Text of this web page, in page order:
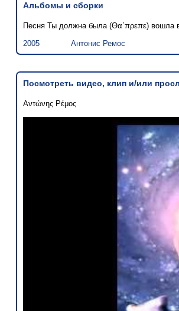
Альбомы и сборки
Песня Ты должна была (Θα΄πρεπε)
2005
Антонис Ремос
Посмотреть видео, клип и/или
Αντώνης Ρέμος